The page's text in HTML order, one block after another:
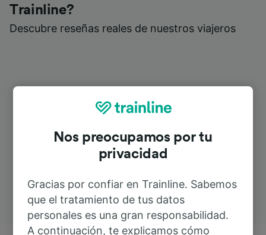
Trainline?
Descubre reseñas reales de nuestros viajeros
Nos preocupamos por tu
privacidad
Gracias por confiar en Trainline. Sabemos
que el tratamiento de tus datos
personales es una gran responsabilidad.
A continuación, te explicamos cómo